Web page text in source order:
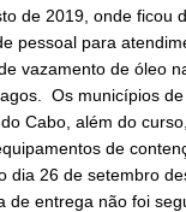
de 2019, onde ficou
pessoal para
vazamento de óleo
Os municípios
Cabo, além do
de
dia 26 de setembro
de entrega não foi